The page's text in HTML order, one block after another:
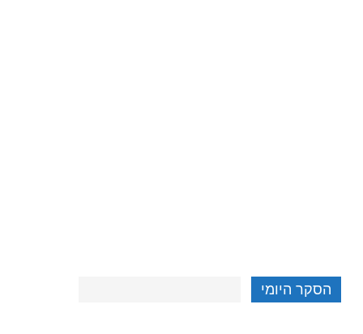
הסקר היומי